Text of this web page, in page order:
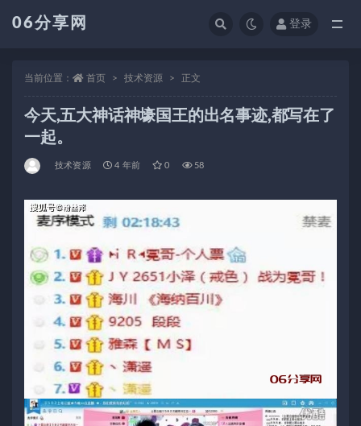
06分享网 登录
当前位置： 首页 技术资源 正文
今天,五大神话神壕国王的出名事迹,都写在了
一起。
技术资源 4 年前 0 58